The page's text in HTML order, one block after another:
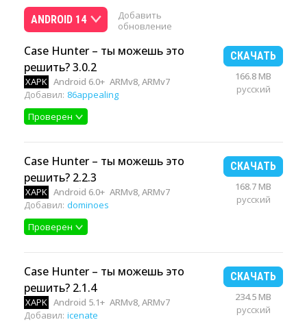
ANDROID 14
Добавить
обновление
Case Hunter – ты можешь это
решить? 3.0.2
XAPK Android 6.0+ ARMv8, ARMv7
Добавил: 86appealing
Проверен
СКАЧАТЬ
166.8 MB
русский
Case Hunter – ты можешь это
решить? 2.2.3
XAPK Android 6.0+ ARMv8, ARMv7
Добавил: dominoes
Проверен
СКАЧАТЬ
168.7 MB
русский
Case Hunter – ты можешь это
решить? 2.1.4
XAPK Android 5.1+ ARMv8, ARMv7
Добавил: icenate
СКАЧАТЬ
234.5 MB
русский